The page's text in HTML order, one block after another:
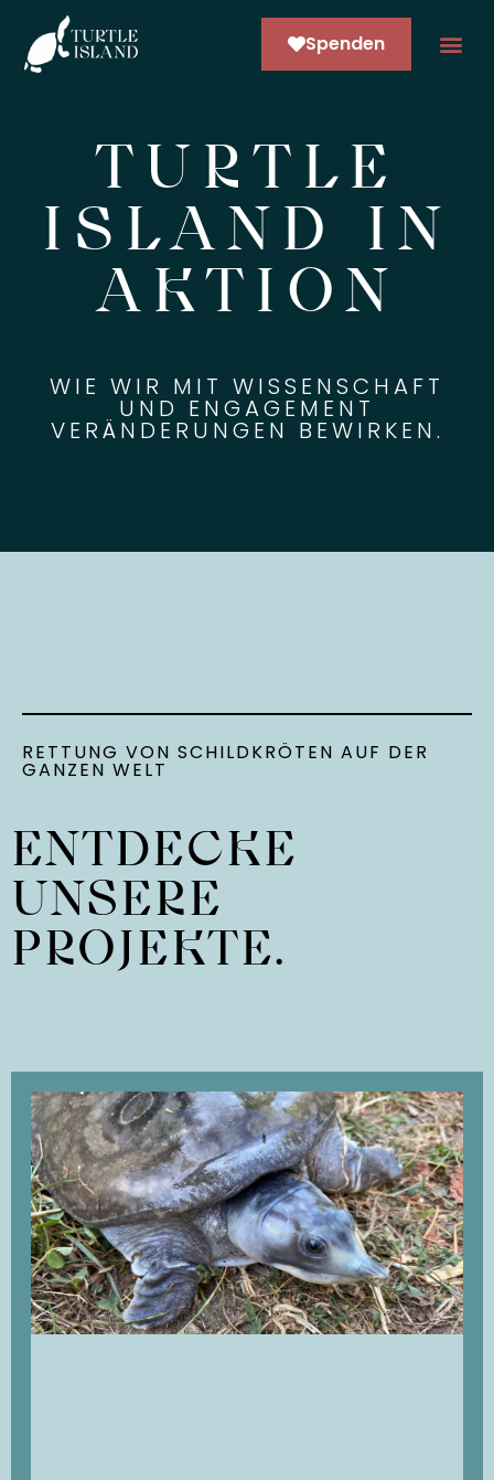
Spenden
TURTLE
ISLAND IN
AKTION
WIE WIR MIT WISSENSCHAFT
UND ENGAGEMENT
VERÄNDERUNGEN BEWIRKEN.
RETTUNG VON SCHILDKRÖTEN AUF DER
GANZEN WELT
ENTDECKE
UNSERE
PROJEKTE.